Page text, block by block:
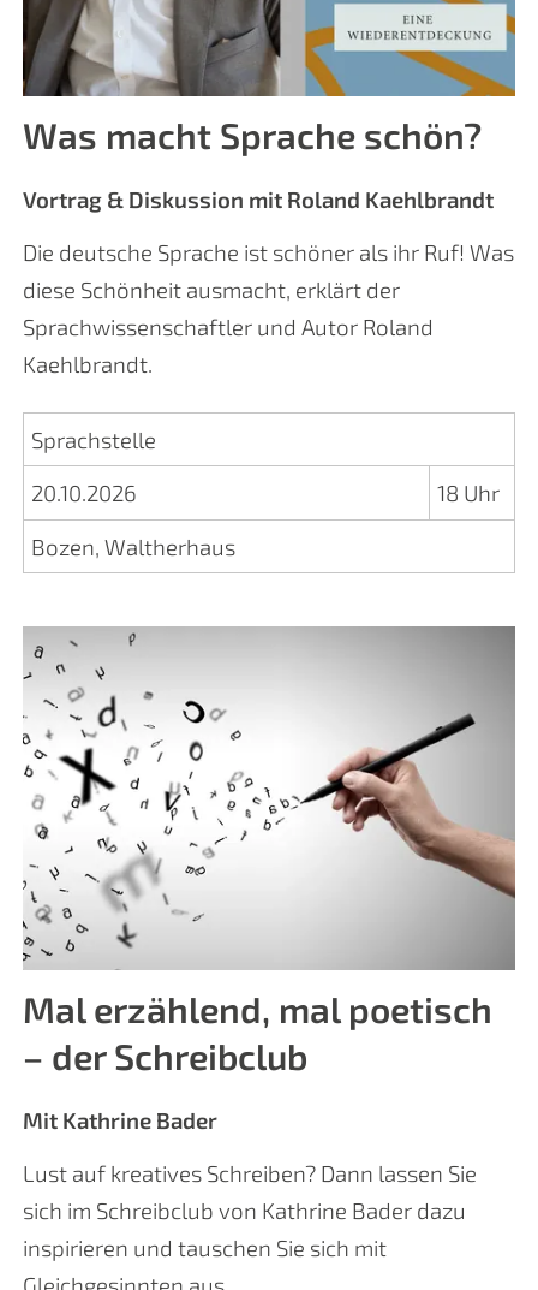
Was macht Sprache schön?
Vortrag & Diskussion mit Roland Kaehlbrandt
Die deutsche Sprache ist schöner als ihr Ruf! Was
diese Schönheit ausmacht, erklärt der
Sprachwissenschaftler und Autor Roland
Kaehlbrandt.
Sprachstelle
20.10.2026
18 Uhr
Bozen, Waltherhaus
Mal erzählend, mal poetisch
– der Schreibclub
Mit Kathrine Bader
Lust auf kreatives Schreiben? Dann lassen Sie
sich im Schreibclub von Kathrine Bader dazu
inspirieren und tauschen Sie sich mit
Gleichgesinnten aus.